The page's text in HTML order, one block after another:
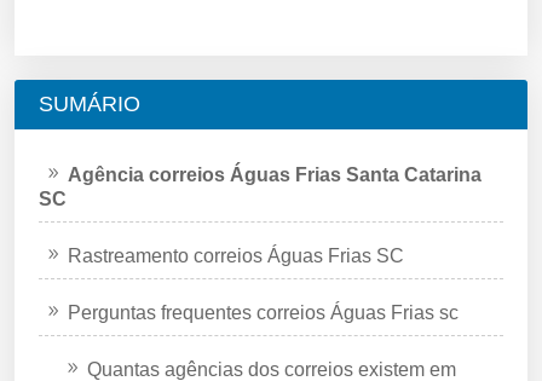
SUMÁRIO
Agência correios Águas Frias Santa Catarina
SC
Rastreamento correios Águas Frias SC
Perguntas frequentes correios Águas Frias sc
Quantas agências dos correios existem em